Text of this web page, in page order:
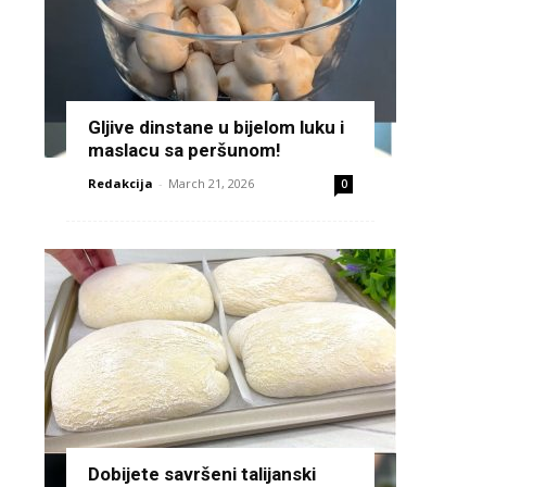
Gljive dinstane u bijelom luku i
maslacu sa peršunom!
Redakcija - March 21, 2026 0
Dobijete savršeni talijanski